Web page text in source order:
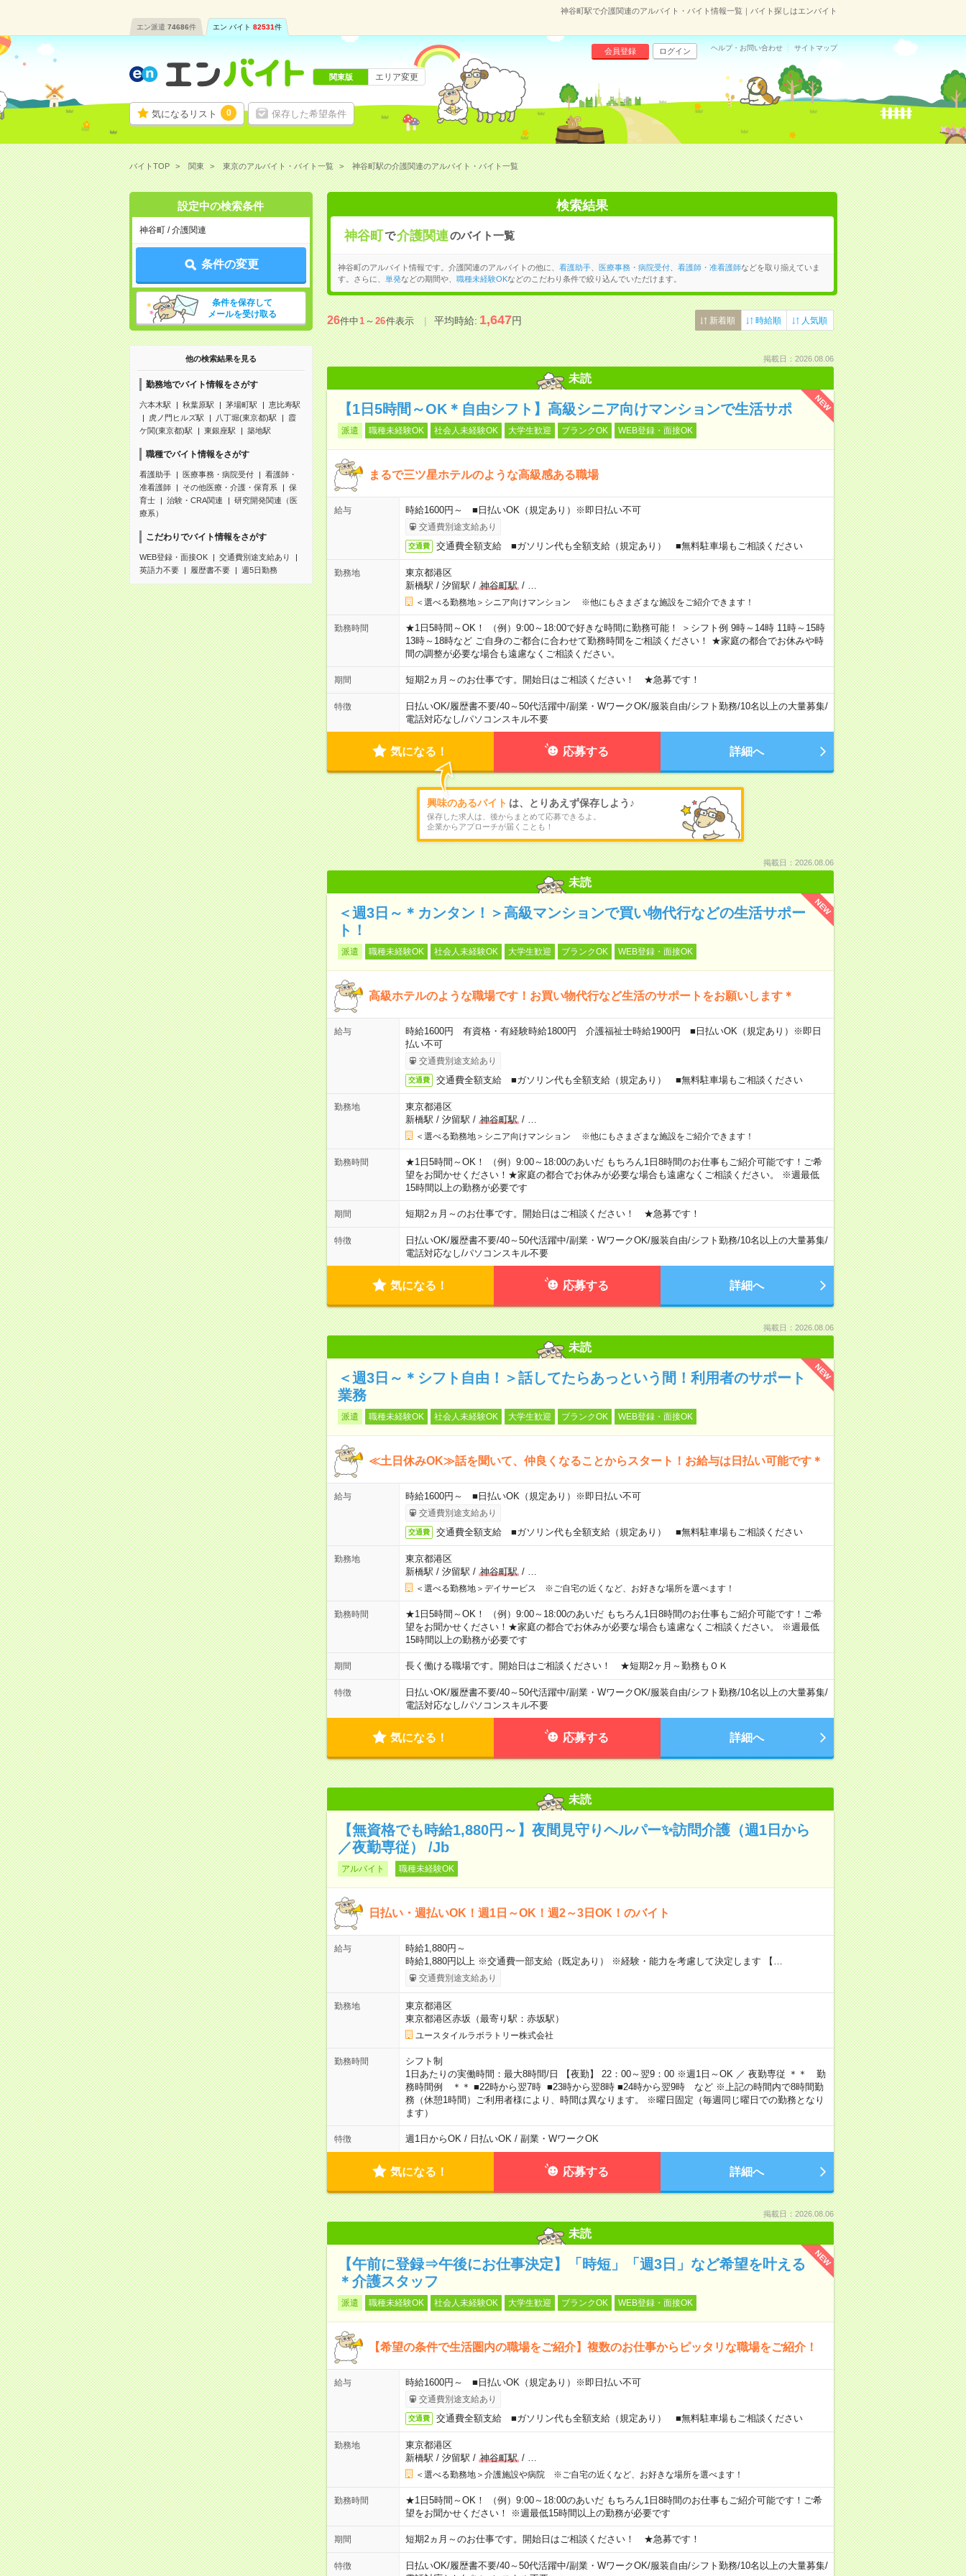
神谷町駅で介護関連のアルバイト・バイト情報一覧｜バイト探しはエンバイト
エン派遣 74686件 エン バイト 82531件
気になるリスト 0 保存した希望条件
会員登録 ログイン ヘルプ・お問い合わせ サイトマップ
関東版 エリア変更
バイトTOP 関東 東京のアルバイト・バイト一覧 神谷町駅の介護関連のアルバイト・バイト一覧
設定中の検索条件
神谷町 / 介護関連
条件の変更
条件を保存して
メールを受け取る
他の検索結果を見る
勤務地でバイト情報をさがす
六本木駅 秋葉原駅 茅場町駅
恵比寿駅
虎ノ門ヒルズ駅
八丁堀(東京都)駅
霞
ケ関(東京都)駅
東銀座駅 築地駅
職種でバイト情報をさがす
看護助手 医療事務・病院受付
看護師・
准看護師
その他医療・介護・保育系
保
育士
治験・CRA関連
研究開発関連（医
療系）
こだわりでバイト情報をさがす
WEB登録・面接OK
交通費別途支給あり
英語力不要
履歴書不要 週5日勤務
検索結果
神谷町で介護関連のバイト一覧
神谷町のアルバイト情報です。介護関連のアルバイトの他に、 看護助手、 医療事務・病院受付、 看護師・准看護師などを取り揃えていま
す。さらに、
単発などの期間や、 職種未経験OKなどのこだわり条件で絞り込んでいただけます。
26件中1～26件表示 平均時給:1,647円 新着順 時給順 人気順
掲載日：2026.08.06
未読
NEW
【1日5時間～OK＊自由シフト】高級シニア向けマンションで生活サポ
派遣 職種未経験OK 社会人未経験OK 大学生歓迎 ブランクOK WEB登録・面接OK
まるで三ツ星ホテルのような高級感ある職場
給与 時給1600円～ ■日払いOK（規定あり）※即日払い不可
交通費別途支給あり
交通費 交通費全額支給 ■ガソリン代も全額支給（規定あり） ■無料駐車場もご相談ください
勤務地
東京都港区
新橋駅 / 汐留駅 / 神谷町駅/
＜選べる勤務地＞シニア向けマンション ※他にもさまざまな施設をご紹介できます！
勤務時間
★1日5時間～OK！ （例）9:00～18:00で好きな時間に勤務可能！ ＞シフト例 9時～14時 11時～15時
13時～18時など ご自身のご都合に合わせて勤務時間をご相談ください！ ★家庭の都合でお休みや時
間の調整が必要な場合も遠慮なくご相談ください。
期間 短期2ヵ月～のお仕事です。開始日はご相談ください！ ★急募です！
特徴 日払いOK/履歴書不要/40～50代活躍中/副業・WワークOK/服装自由/シフト勤務/10名以上の大量募集/
電話対応なし/パソコンスキル不要
気になる！ 応募する 詳細へ
興味のあるバイト は、とりあえず保存しよう♪
保存した求人は、後からまとめて応募できるよ。
企業からアプローチが届くことも！
掲載日：2026.08.06
未読
NEW
＜週3日～＊カンタン！＞高級マンションで買い物代行などの生活サポー
ト！
派遣 職種未経験OK 社会人未経験OK 大学生歓迎 ブランクOK WEB登録・面接OK
高級ホテルのような職場です！お買い物代行など生活のサポートをお願いします＊
給与
時給1600円 有資格・有経験時給1800円 介護福祉士時給1900円 ■日払いOK（規定あり）※即日
払い不可
交通費別途支給あり
交通費 交通費全額支給 ■ガソリン代も全額支給（規定あり） ■無料駐車場もご相談ください
勤務地
東京都港区
新橋駅 / 汐留駅 / 神谷町駅/
＜選べる勤務地＞シニア向けマンション ※他にもさまざまな施設をご紹介できます！
勤務時間
★1日5時間～OK！ （例）9:00～18:00のあいだ もちろん1日8時間のお仕事もご紹介可能です！ご希
望をお聞かせください！★家庭の都合でお休みが必要な場合も遠慮なくご相談ください。 ※週最低
15時間以上の勤務が必要です
期間 短期2ヵ月～のお仕事です。開始日はご相談ください！ ★急募です！
特徴 日払いOK/履歴書不要/40～50代活躍中/副業・WワークOK/服装自由/シフト勤務/10名以上の大量募集/
電話対応なし/パソコンスキル不要
気になる！ 応募する 詳細へ
掲載日：2026.08.06
未読
NEW
＜週3日～＊シフト自由！＞話してたらあっという間！利用者のサポート
業務
派遣 職種未経験OK 社会人未経験OK 大学生歓迎 ブランクOK WEB登録・面接OK
≪土日休みOK≫話を聞いて、仲良くなることからスタート！お給与は日払い可能です＊
給与 時給1600円～ ■日払いOK（規定あり）※即日払い不可
交通費別途支給あり
交通費 交通費全額支給 ■ガソリン代も全額支給（規定あり） ■無料駐車場もご相談ください
勤務地
東京都港区
新橋駅 / 汐留駅 / 神谷町駅/
＜選べる勤務地＞デイサービス ※ご自宅の近くなど、お好きな場所を選べます！
勤務時間
★1日5時間～OK！ （例）9:00～18:00のあいだ もちろん1日8時間のお仕事もご紹介可能です！ご希
望をお聞かせください！★家庭の都合でお休みが必要な場合も遠慮なくご相談ください。 ※週最低
15時間以上の勤務が必要です
期間 長く働ける職場です。開始日はご相談ください！ ★短期2ヶ月～勤務もＯＫ
特徴 日払いOK/履歴書不要/40～50代活躍中/副業・WワークOK/服装自由/シフト勤務/10名以上の大量募集/
電話対応なし/パソコンスキル不要
気になる！ 応募する 詳細へ
未読
【無資格でも時給1,880円～】夜間見守りヘルパー✨訪問介護（週1日から
／夜勤専従） /Jb
アルバイト 職種未経験OK
日払い・週払いOK！週1日～OK！週2～3日OK！のバイト
給与
時給1,880円～
時給1,880円以上 ※交通費一部支給（既定あり） ※経験・能力を考慮して決定します 【…
交通費別途支給あり
勤務地
東京都港区
東京都港区赤坂（最寄り駅：赤坂駅）
ユースタイルラボラトリー株式会社
勤務時間
シフト制
1日あたりの実働時間：最大8時間/日 【夜勤】 22：00～翌9：00 ※週1日～OK ／ 夜勤専従 ＊＊ 勤
務時間例 ＊＊ ■22時から翌7時 ■23時から翌8時 ■24時から翌9時 など ※上記の時間内で8時間勤
務（休憩1時間）ご利用者様により、時間は異なります。 ※曜日固定（毎週同じ曜日での勤務となり
ます）
特徴 週1日からOK / 日払いOK / 副業・WワークOK
気になる！ 応募する 詳細へ
掲載日：2026.08.06
未読
NEW
【午前に登録⇒午後にお仕事決定】「時短」「週3日」など希望を叶える
＊介護スタッフ
派遣 職種未経験OK 社会人未経験OK 大学生歓迎 ブランクOK WEB登録・面接OK
【希望の条件で生活圏内の職場をご紹介】複数のお仕事からピッタリな職場をご紹介！
給与 時給1600円～ ■日払いOK（規定あり）※即日払い不可
交通費別途支給あり
交通費 交通費全額支給 ■ガソリン代も全額支給（規定あり） ■無料駐車場もご相談ください
勤務地
東京都港区
新橋駅 / 汐留駅 / 神谷町駅/
＜選べる勤務地＞介護施設や病院 ※ご自宅の近くなど、お好きな場所を選べます！
勤務時間
★1日5時間～OK！ （例）9:00～18:00のあいだ もちろん1日8時間のお仕事もご紹介可能です！ご希
望をお聞かせください！ ※週最低15時間以上の勤務が必要です
期間 短期2ヵ月～のお仕事です。開始日はご相談ください！ ★急募です！
特徴 日払いOK/履歴書不要/40～50代活躍中/副業・WワークOK/服装自由/シフト勤務/10名以上の大量募集/